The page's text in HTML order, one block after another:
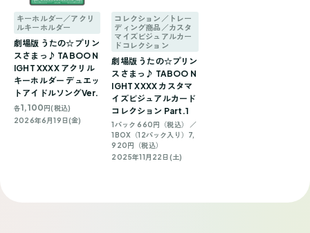
キーホルダー／アクリ
ルキーホルダー
劇場版 うたの☆プリン
スさまっ♪ TABOO N
IGHT XXXX アクリル
キーホルダー デュエッ
トアイドルソングVer.
各1,100円(税込)
2026年6月19日(金)
コレクション／トレー
ディング商品／カスタ
マイズビジュアルカー
ドコレクション
劇場版 うたの☆プリン
スさまっ♪ TABOO N
IGHT XXXX カスタマ
イズビジュアルカード
コレクション Part.1
1パック 660円（税込） ／
1BOX（12パック入り）7,
920円（税込）
2025年11月22日(土)